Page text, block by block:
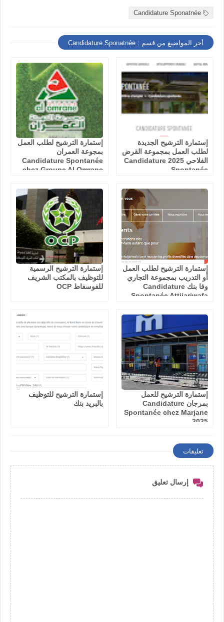
Candidature Sponatnée
أخر المواضيع من قسم : Candidature Sponatnée
إستمارة الترشيح الجديدة
لطلب العمل بمجموعة القرض
الفلاحي 2025 Candidature
Spontanée
إستمارة الترشيح لطلب العمل
بمجوعة العمران
Candidature Spontanée
chez Groupe Al Omrane
إستمارة الترشيح لطلب العمل
أو التدريب بمجموعة التجاري
وفا بنك Candidature
Spontanée Attijariwafa
إستمارة الترشيح الرسمية
للتوظيف بالمكتب الشريف
للفوسفاط OCP
إستمارة الترشيح للعمل
بمرجان Candidature
Spontanée chez Marjane
2025
إستمارة الترشيح للتوظيف
بالبريد بنك
تعليقات
إرسال تعليق